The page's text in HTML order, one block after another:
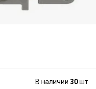
В наличии 30шт